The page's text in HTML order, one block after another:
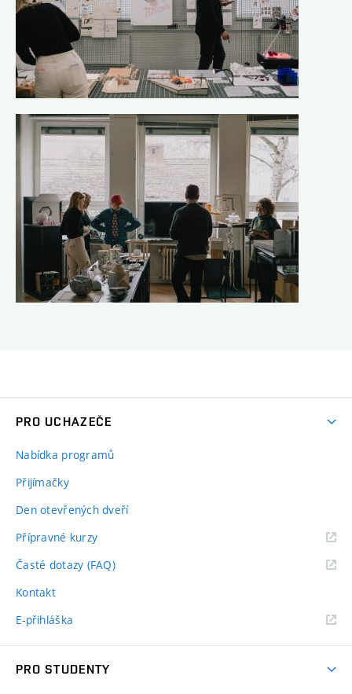
PRO UCHAZEČE
Nabídka programů
Přijímačky
Den otevřených dveří
Přípravné kurzy
Časté dotazy (FAQ)
Kontakt
E-přihláška
PRO STUDENTY